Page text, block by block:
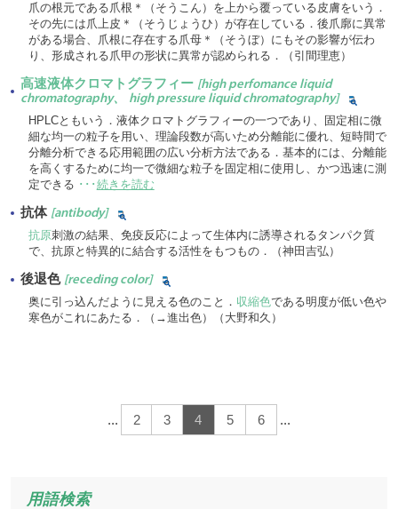
爪の根元である爪根＊（そうこん）を上から覆っている皮膚をいう．
その先には爪上皮＊（そうじょうひ）が存在している．後爪廓に異常
がある場合、爪根に存在する爪母＊（そうぼ）にもその影響が伝わ
り、形成される爪甲の形状に異常が認められる．（引間理恵）
高速液体クロマトグラフィー [high perfomance liquid
chromatography、 high pressure liquid chromatography]
HPLCともいう．液体クロマトグラフィーの一つであり、固定相に微
細な均一の粒子を用い、理論段数が高いため分離能に優れ、短時間で
分離分析できる応用範囲の広い分析方法である．基本的には、分離能
を高くするために均一で微細な粒子を固定相に使用し、かつ迅速に測
定できる ･･･ 続きを読む
抗体 [antibody]
抗原刺激の結果、免疫反応によって生体内に誘導されるタンパク質
で、抗原と特異的に結合する活性をもつもの．（神田吉弘）
後退色 [receding color]
奥に引っ込んだように見える色のこと． 収縮色である明度が低い色や
寒色がこれにあたる．（→進出色）（大野和久）
... 2 3 4 5 6 ...
用語検索